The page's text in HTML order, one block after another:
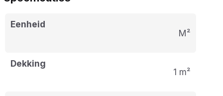
Eenheid
m²
Dekking
1 m²